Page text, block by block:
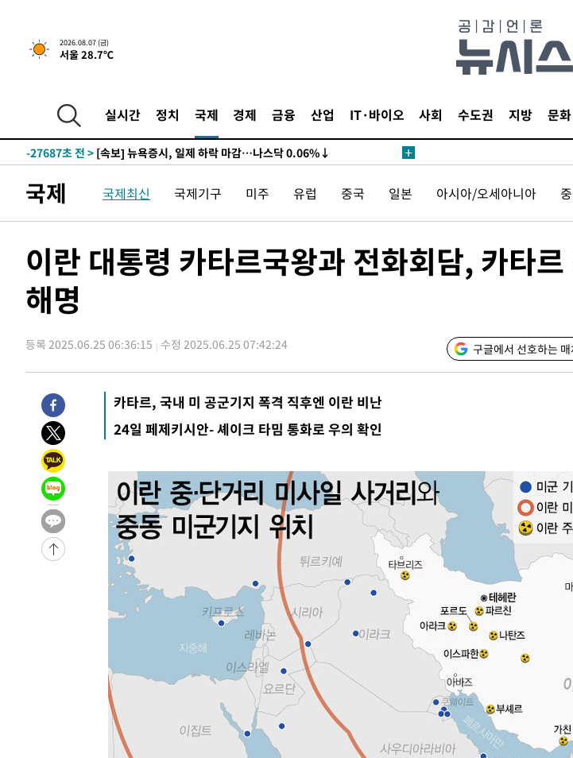
2026.08.07 (금)
서울 28.7℃
실시간 정치 국제 경제 금융 산업 IT·바이오 사회 수도권 지방 문화
-31836초 전 >
[속보]美, 폴리실리콘 수입 규제…파생제품 15% 관세, 120일 후
-29987초 전 >
-27687초 전 > [속보] 뉴욕증시, 일제 하락 마감…나스닥 0.06%↓
발효
-30007초 전 >
[속보]트럼프, 美 원정출산 금지 행정명령 서명
-27707초 전 >[속보] 뉴욕증시, 일제 하락 마감…나스닥 0.06%↓
국제 국제최신 국제기구 미주 유럽 중국 일본 아시아/오세아니아
이란 대통령 카타르국왕과 전화회담, 카타
해명
등록 2025.06.25 06:36:15 수정 2025.06.25 07:42:24 구글에서 선호하는
카타르, 국내 미 공군기지 폭격 직후엔 이란 비난
24일 페제키시안- 셰이크 타밈 통화로 우의 확인